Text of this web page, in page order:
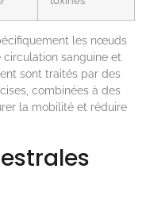
les nœuds
circulation sanguine et
sont traités par des
combinées à des
la mobilité et réduire